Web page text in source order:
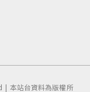
| 本站台資料為版權所